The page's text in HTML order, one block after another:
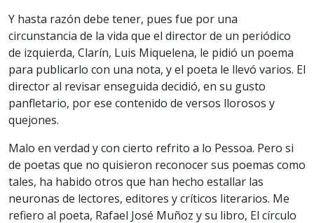
Y hasta razón debe tener, pues fue por una
circunstancia de la vida que el director de un periódico
de izquierda, Clarín, Luis Miquelena, le pidió un poema
para publicarlo con una nota, y el poeta le llevó varios. El
director al revisar enseguida decidió, en su gusto
panfletario, por ese contenido de versos llorosos y
quejones.
Malo en verdad y con cierto refrito a lo Pessoa. Pero si
de poetas que no quisieron reconocer sus poemas como
tales, ha habido otros que han hecho estallar las
neuronas de lectores, editores y críticos literarios. Me
refiero al poeta, Rafael José Muñoz y su libro, El círculo